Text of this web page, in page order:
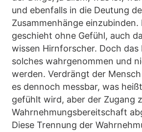
und ebenfalls in die Deutung
Zusammenhänge einzubinden.
geschieht ohne Gefühl, auch
wissen Hirnforscher. Doch das
solches wahrgenommen und
werden. Verdrängt der
es dennoch messbar, was
gefühlt wird, aber der Zugang
Wahrnehmungsbereitschaft
Diese Trennung der